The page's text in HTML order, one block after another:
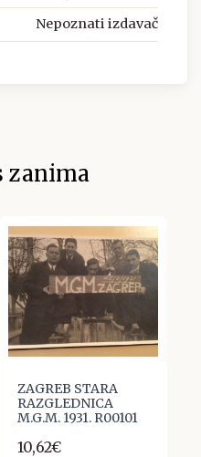
Nepoznati izdavač
zanima
ZAGREB STARA
RAZGLEDNICA
M.G.M. 1931. R00101
10,62€